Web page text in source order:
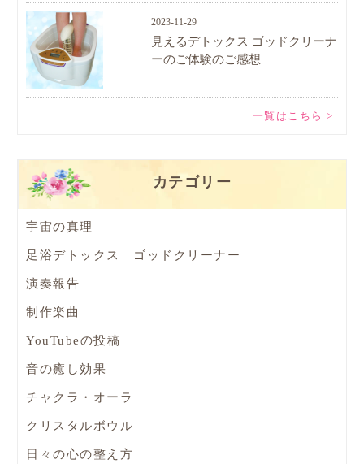
2023-11-29
見えるデトックス ゴッドクリーナ
ーのご体験のご感想
一覧はこちら >
カテゴリー
宇宙の真理
足浴デトックス ゴッドクリーナー
演奏報告
制作楽曲
YouTubeの投稿
音の癒し効果
チャクラ・オーラ
クリスタルボウル
日々の心の整え方